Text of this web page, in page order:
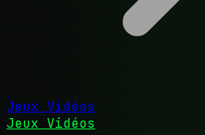
Jeux Vidéos
Jeux Vidéos